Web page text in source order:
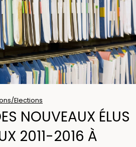
Elections
NOUVEAUX ÉLUS
2011-2016 À